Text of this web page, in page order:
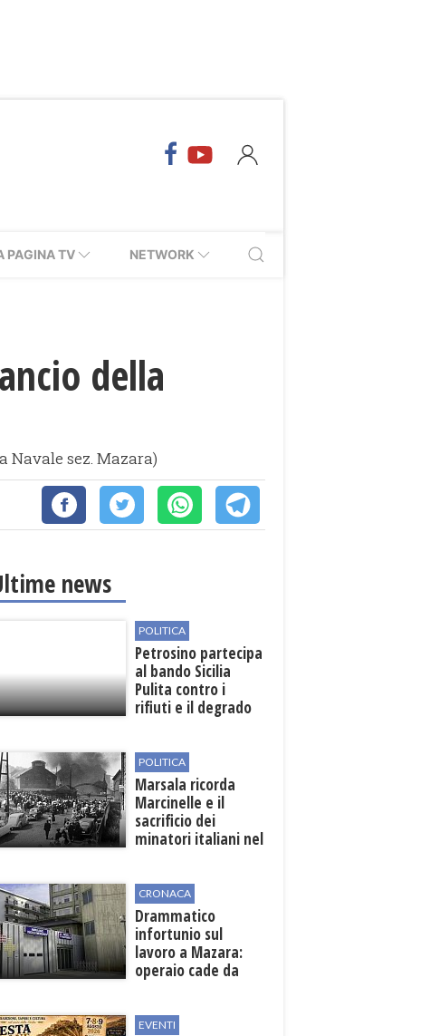
PAGINA TV NETWORK
della
Navale sez. Mazara)
news
POLITICA
Petrosino partecipa
al bando Sicilia
Pulita contro i
rifiuti e il degrado
POLITICA
Marsala ricorda
Marcinelle e il
sacrificio dei
minatori italiani nel
CRONACA
Drammatico
infortunio sul
lavoro a Mazara:
operaio cade da
EVENTI